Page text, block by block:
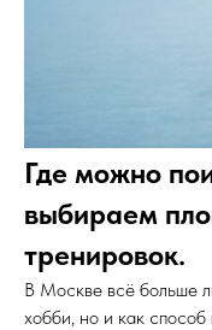
Где можно
выбираем
тренировок.
В Москве всё больше
хобби, но и как